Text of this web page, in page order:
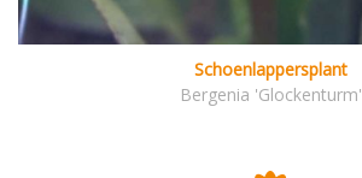
Schoenlappersplant
Bergenia 'Glockenturm'